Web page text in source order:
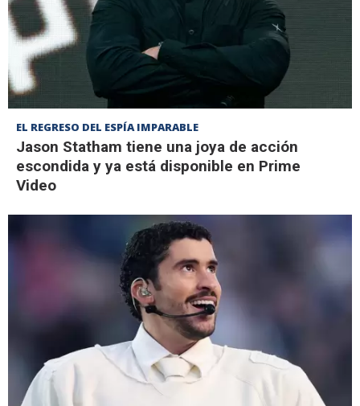
EL REGRESO DEL ESPÍA IMPARABLE
Jason Statham tiene una joya de acción
escondida y ya está disponible en Prime
Video